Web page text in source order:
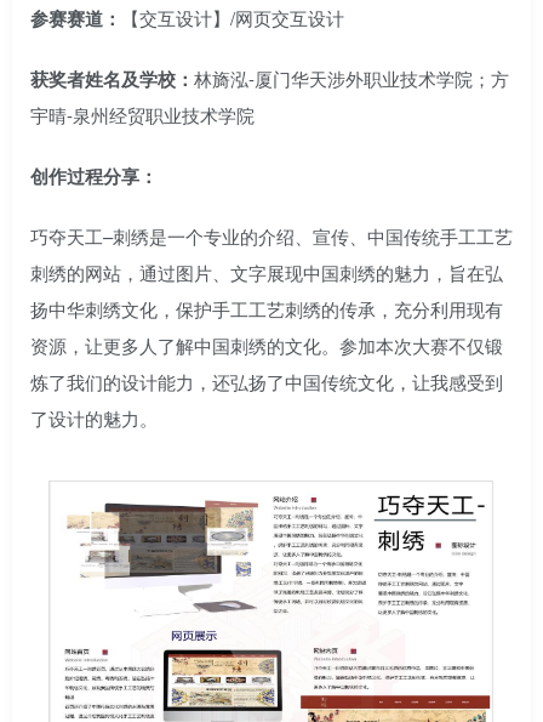
参赛赛道： 【交互设计】/网页交互设计
获奖者姓名及学校： 林旖泓-厦门华天涉外职业技术学院；方
宇晴-泉州经贸职业技术学院
创作过程分享：
巧夺天工–刺绣是一个专业的介绍、宣传、中国传统手工工艺
刺绣的网站，通过图片、文字展现中国刺绣的魅力，旨在弘
扬中华刺绣文化，保护手工工艺刺绣的传承，充分利用现有
资源，让更多人了解中国刺绣的文化。参加本次大赛不仅锻
炼了我们的设计能力，还弘扬了中国传统文化，让我感受到
了设计的魅力。